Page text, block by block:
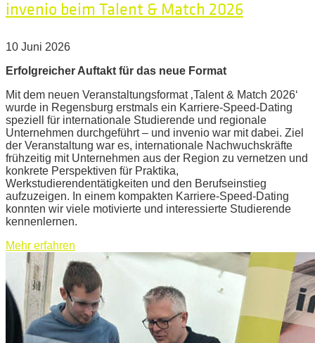
invenio beim Talent & Match 2026
10 Juni 2026
Erfolgreicher Auftakt für das neue Format
Mit dem neuen Veranstaltungsformat ‚Talent & Match 2026‘
wurde in Regensburg erstmals ein Karriere-Speed-Dating
speziell für internationale Studierende und regionale
Unternehmen durchgeführt – und invenio war mit dabei. Ziel
der Veranstaltung war es, internationale Nachwuchskräfte
frühzeitig mit Unternehmen aus der Region zu vernetzen und
konkrete Perspektiven für Praktika,
Werkstudierendentätigkeiten und den Berufseinstieg
aufzuzeigen. In einem kompakten Karriere-Speed-Dating
konnten wir viele motivierte und interessierte Studierende
kennenlernen.
Mehr erfahren